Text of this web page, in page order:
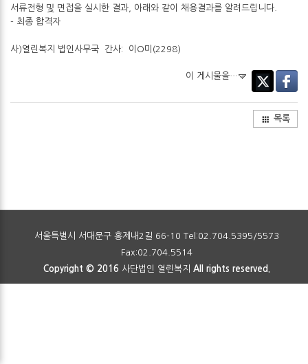
서류전형 및 면접을 실시한 결과, 아래와 같이 채용결과를 알려드립니다.
- 최종 합격자
사)열린복지 법인사무국 간사: 이O미(2298)
이 게시물을…
Twitter
목록
서울특별시 서대문구 홍제내2길 66-10 Tel:02.704.5395/5573
Fax:02.704.5514
Copyright © 2016 사단법인 열린복지 All rights reserved.